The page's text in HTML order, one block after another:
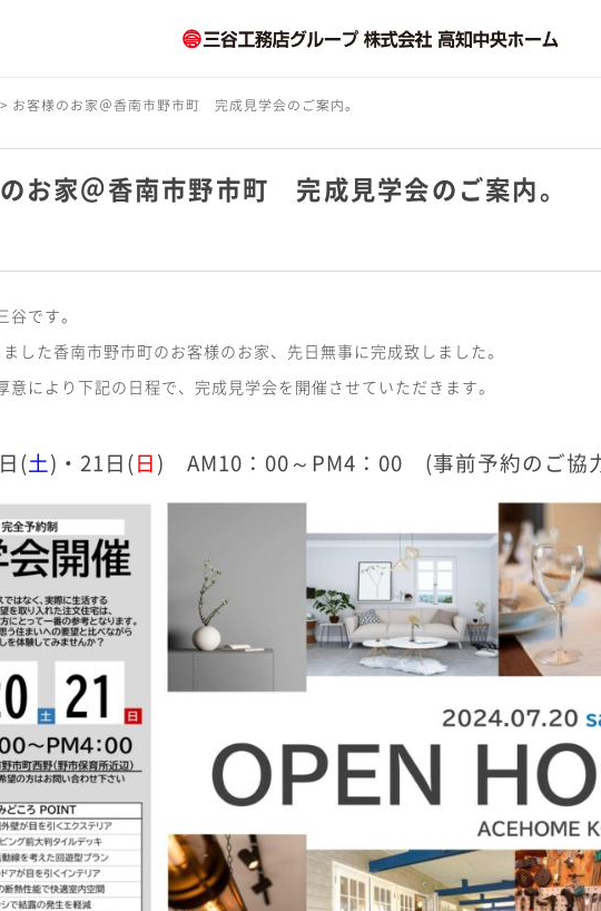
> お客様のお家＠香南市野市町 完成見学会のご案内。
お家＠香南市野市町 完成見学会のご案内。
谷です。
した香南市野市町のお客様のお家、先日無事に完成致しました。
意により下記の日程で、完成見学会を開催させていただきます。
( 土 )・21日( 日 ) AM10：00～PM4：00 (事前予約のご協